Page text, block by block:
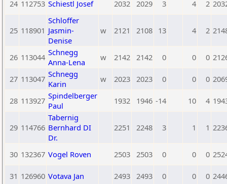
24 112753 Schiestl Josef 2032 2029 3 4 2
25 118901
Schloffer
Jasmin-
Denise
w 2121 2108 13 4 2
26 113044 Schnegg
Anna-Lena
w 2142 2142 0 0 0
27 113047 Schnegg
Karin
w 2023 2023 0 0 0
28 113927 Spindelberger
Paul
1932 1946 -14 10 4
29 114766
Tabernig
Bernhard DI
Dr.
2251 2248 3 1 1
30 132367 Vogel Roven 2503 2503 0 0 0
31 126960 Votava Jan 2493 2493 0 0 0